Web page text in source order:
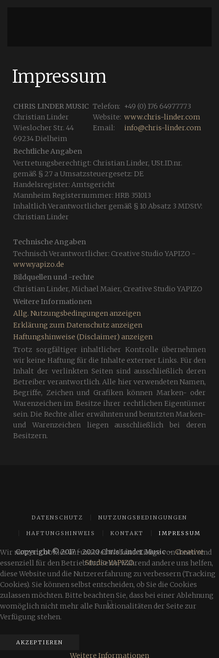
Impressum
CHRIS LINDER MUSIC
Christian Linder
Wieslocher Str. 44
69234 Dielheim
Telefon: +49 (0) 176 64977773
Website: www.chris-linder.com
Email:
info@chris-linder.com
Rechtliche Angaben
Vertretungsberechtigt: Christian Linder, USt.ID.nr.
gemäß § 27 a Umsatzsteuergesetz: DE
Handelsregister: Amtsgericht
Mannheim Registernummer: HRB 351013
Inhaltlich Verantwortlicher gemäß § 10 Absatz 3 MDStV:
Christian Linder
Technische Angaben
Technisch Verantwortlicher: Creative Studio YAPIZO -
www.yapizo.de
Bildquellen und -rechte
Christian Linder, Michael Maier, Creative Studio YAPIZO
Weitere Informationen
Allg. Nutzungsbedingungen anzeigen
Erklärung zum Datenschutz anzeigen
Haftungshinweise (Disclaimer) anzeigen
Trotz sorgfältiger inhaltlicher Kontrolle übernehmen
wir keine Haftung für die Inhalte externer Links. Für den
Inhalt der verlinkten Seiten sind ausschließlich deren
Betreiber verantwortlich. Alle hier verwendeten Namen,
Begriffe, Zeichen und Grafiken können Marken- oder
Warenzeichen im Besitze ihrer rechtlichen Eigentümer
sein. Die Rechte aller erwähnten und benutzten Marken-
und Warenzeichen liegen ausschließlich bei deren
Besitzern.
DATENSCHUTZ NUTZUNGSBEDINGUNGEN
HAFTUNGSHINWEIS KONTAKT IMPRESSUM
Copyright © 2017 - 2020 Chris Linder Music -Creative
Studio YAPIZO
Wir nutzen Cookies auf unserer Website. Einige von ihnen sind
essenziell für den Betrieb der Seite, während andere uns helfen,
diese Website und die Nutzererfahrung zu verbessern (Tracking
Cookies). Sie können selbst entscheiden, ob Sie die Cookies
zulassen möchten. Bitte beachten Sie, dass bei einer Ablehnung
womöglich nicht mehr alle Funktionalitäten der Seite zur
Verfügung stehen.
AKZEPTIEREN
Weitere Informationen